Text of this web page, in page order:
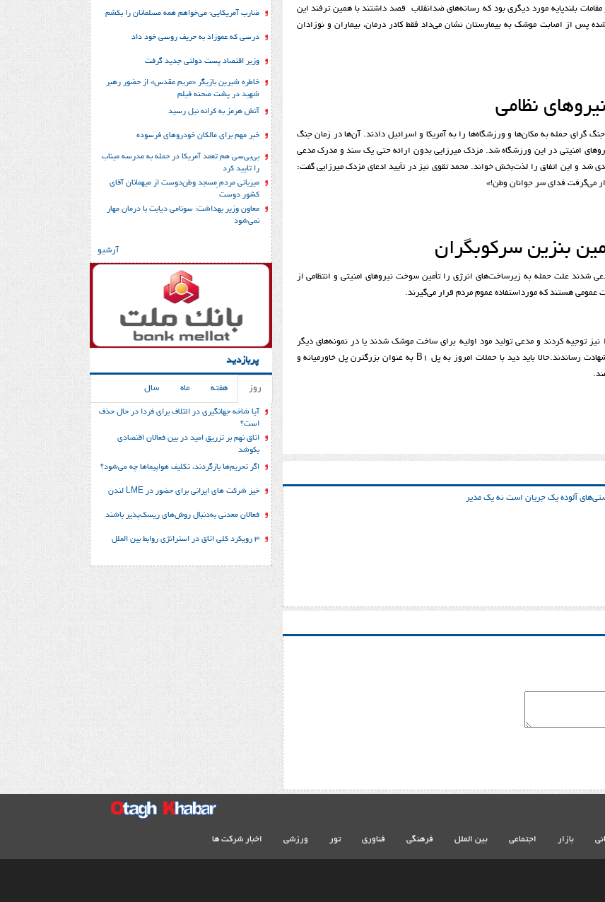
بلندپایه مورد دیگری بود که رسانه‌های ضدانقلاب قصد داشتند با همین ترفند این
پس از اصابت موشک‌ به بیمارستان نشان می‌داد فقط کادر درمان، بیماران و نوزادان
نظامی
گرای حمله به مکان‌ها و ورزشگاه‌ها را به آمریکا و اسرائیل دادند. آن‌ها در زمان جنگ
تهران، مدعی استقرار نیروهای امنیتی در این ورزشگاه شد. مزدک میرزایی بدون ارائه حتی یک سند و مدرک مدعی
محمد تقوی نیز در تأیید ادعای مزدک میرزایی گفت:
بنزین سرکوبگران
شدند علت حمله به زیرساخت‌های انرژی را تأمین سوخت نیروهای امنیتی و انتظامی از
عمومی هستند که مورداستفاده عموم مردم قرار می‌گیرند.
توجیه کردند و مدعی تولید مود اولیه برای ساخت موشک شدند یا در نمونه‌های دیگر
رساندند.
حالا باید دید با حملات امروز به پل B1 به عنوان بزرگترن پل خاورمیانه و
آلوده یک جریان است نه یک مدیر
ضارب آمریکایی: می‌خواهم همه مسلمانان را بکشم
درسی که عموزاد به حریف روسی خود داد
وزیر اقتصاد پست دولتی جدید گرفت
خاطره شیرین بازیگر «مریم مقدس» از حضور رهبر
شهید در پشت صحنه فیلم
آتش هرمز به کرانه نیل رسید
خبر مهم برای مالکان خودروهای فرسوده
بی‌بی‌سی هم تعمد آمریکا در حمله به مدرسه میناب
را تایید کرد
میزبانی مردم ِمسجد وطن‌دوست از میهمانان آقای
کشور دوست
معاون وزیر بهداشت: سونامی دیابت با درمان مهار
نمی‌شود
آرشیو
پربازدید
روز هفته ماه سال
آیا شاخه جهانگیری در ائتلاف برای فردا در حال حذف
است؟
اتاق نهم بر تزریق امید در بین فعالان اقتصادی
بکوشد
اگر تحریم‌ها بازگردند، تکلیف هواپیماها چه می‌شود؟
خیز شرکت های ایرانی برای حضور در LME لندن
فعالان معدنی به‌دنبال روش‌های ریسک‌پذیر باشند
3 رویکرد کلی اتاق در استراتژی روابط بین الملل
بازار اجتماعی بین الملل فرهنگی فناوری تور ورزشی اخبار شرکت ها